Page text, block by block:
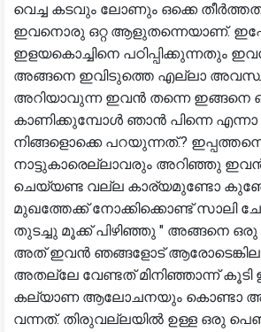
വെച്ച കടവും ലോണും ഒക്കെ
ഇവനൊരു ഒറ്റ ആളുതന്നെയാണ്.
ഇളയകൊച്ചിനെ പഠിപ്പിക്കുന്നതും
അങ്ങനെ ഇവിടുത്തെ എല്ലാ
അറിയാവുന്ന ഇവൻ തന്നെ ഇങ്ങനെ
കാണിക്കുമ്പോൾ ഞാൻ പിന്നെ
നിങ്ങളൊക്കെ പറയുന്നത്.?
നാട്ടുകാരെല്ലാവരും അറിഞ്ഞു
ചെയ്യണ്ട വല്ല കാര്യമുണ്ടോ
മുഖത്തേക്ക് നോക്കിക്കൊണ്ട് സാലി
തുടച്ചു മൂക്ക് പിഴിഞ്ഞു " അങ്ങനെ ഒരു
അത് ഇവൻ ഞങ്ങളോട്
അതല്ലേ വേണ്ടത് മിനിഞ്ഞാന്ന്
കല്യാണ ആലോചനയും കൊണ്ടാ
വന്നത്. തിരുവല്ലയിൽ ഉള്ള ഒരു